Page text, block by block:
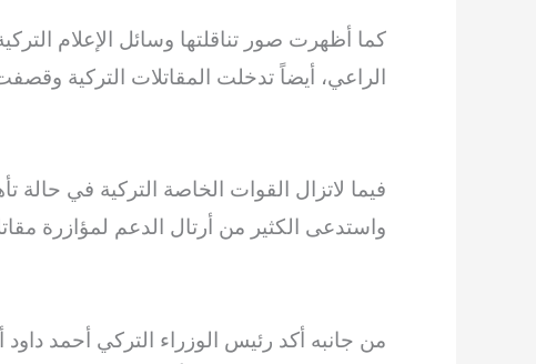
كما أظهرت صور تناقلتها وسائل الإعلام
الراعي، أيضاً تدخلت المقاتلات التركية
فيما لاتزال القوات الخاصة التركية في
واستدعى الكثير من أرتال الدعم لمؤازرة
من جانبه أكد رئيس الوزراء التركي أحمد